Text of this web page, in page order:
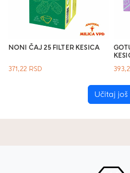
NONI ČAJ 25 FILTER KESICA
371,22 RSD
Učitaj još